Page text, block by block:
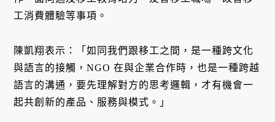
工消費體驗等事項。
陳凱翔表示：「如同我們跟移工之間，是一種跨文化
與語言的接觸，NGO 在與企業合作時，也是一種跨越
語言的溝通，要先理解對方的思考邏輯，才有機會一
起共創新的產品、服務與模式。」